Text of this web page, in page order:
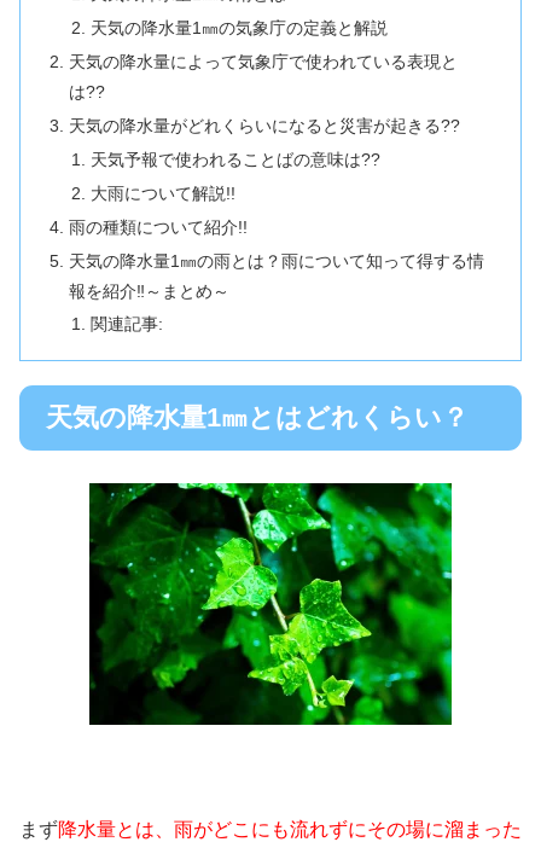
天気の降水量1㎜の気象庁の定義と解説
天気の降水量によって気象庁で使われている表現と
は??
天気の降水量がどれくらいになると災害が起きる??
天気予報で使われることばの意味は??
大雨について解説!!
雨の種類について紹介!!
天気の降水量1㎜の雨とは？雨について知って得する情
報を紹介‼︎～まとめ～
関連記事:
天気の降水量1㎜とはどれくらい？
まず降水量とは、雨がどこにも流れずにその場に溜まった